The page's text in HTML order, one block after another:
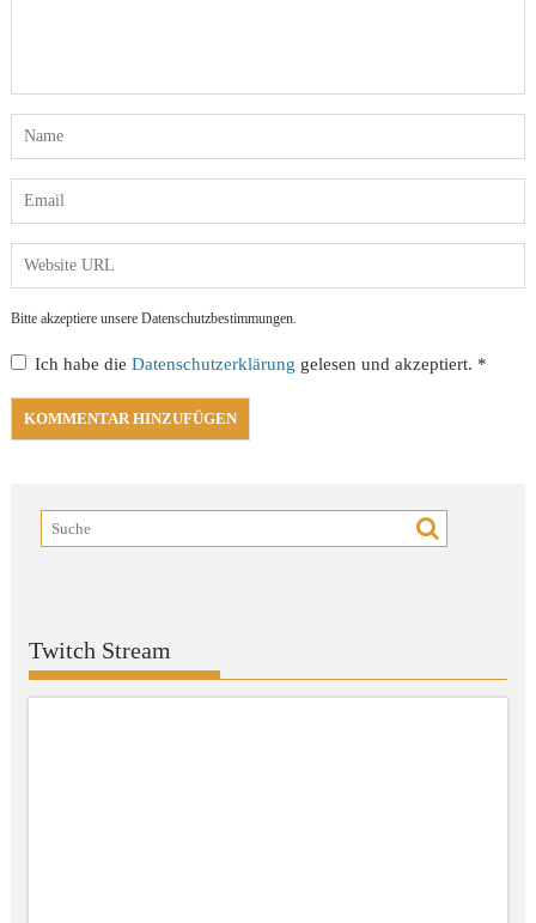
Bitte akzeptiere unsere Datenschutzbestimmungen.
Ich habe dieDatenschutzerklärung gelesen und akzeptiert. *
Twitch Stream